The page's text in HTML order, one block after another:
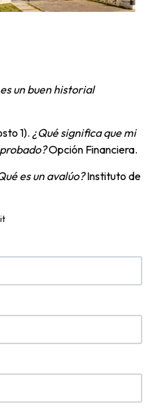
un buen historial
1). ¿Qué significa que mi
Opción Financiera.
es un avalúo?Instituto de